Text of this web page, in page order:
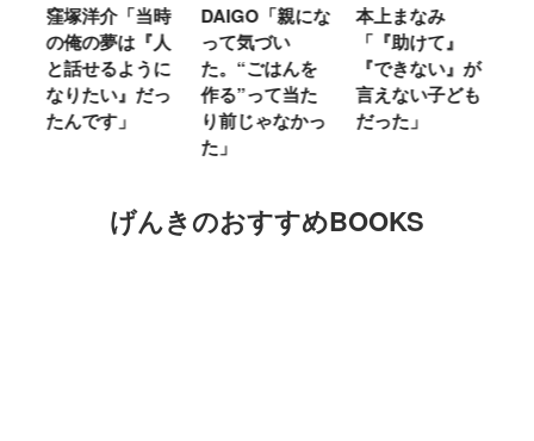
窪塚洋介「当時
の俺の夢は『人
と話せるように
なりたい』だっ
たんです」
DAIGO「親にな
って気づい
た。“ごはんを
作る”って当た
り前じゃなかっ
た」
本上まなみ
「『助けて』
『できない』が
言えない子ども
だった」
げんきのおすすめBOOKS